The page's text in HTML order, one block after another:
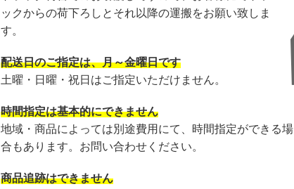
ックからの荷下ろしとそれ以降の運搬をお願い致しま
す。
配送日のご指定は、月～金曜日です
土曜・日曜・祝日はご指定いただけません。
時間指定は基本的にできません
地域・商品によっては別途費用にて、時間指定ができる場
合もあります。お問い合わせください。
商品追跡はできません